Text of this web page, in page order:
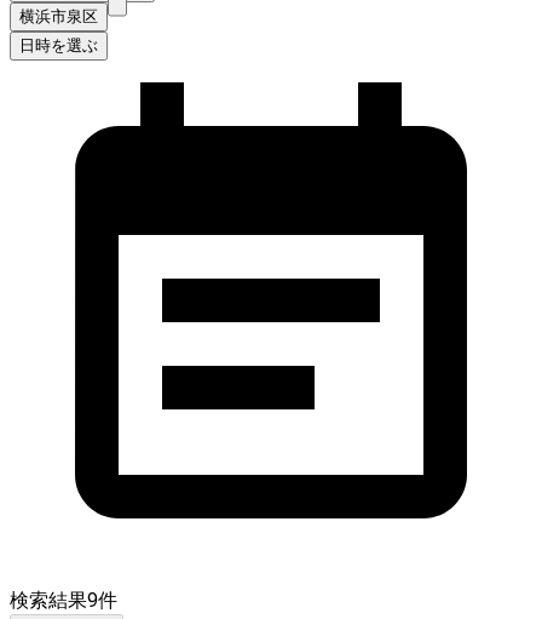
横浜市泉区
日時を選ぶ
検索結果9件